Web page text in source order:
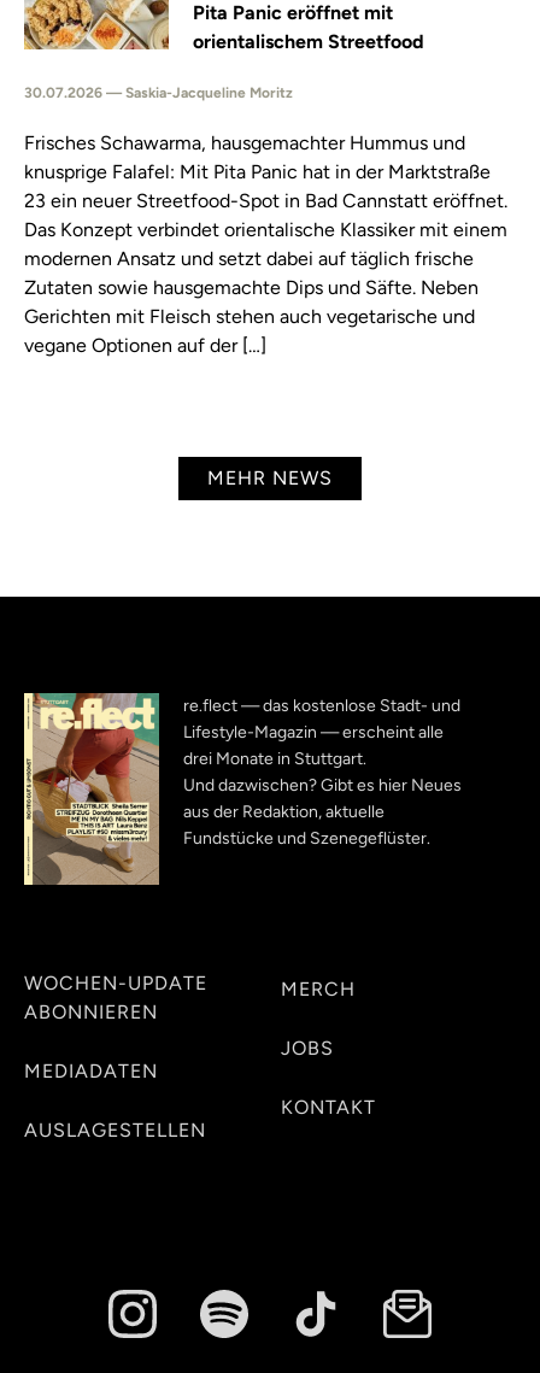
Pita Panic eröffnet mit
orientalischem Streetfood
30.07.2026 — Saskia-Jacqueline Moritz
Frisches Schawarma, hausgemachter Hummus und
knusprige Falafel: Mit Pita Panic hat in der Marktstraße
23 ein neuer Streetfood-Spot in Bad Cannstatt eröffnet.
Das Konzept verbindet orientalische Klassiker mit einem
modernen Ansatz und setzt dabei auf täglich frische
Zutaten sowie hausgemachte Dips und Säfte. Neben
Gerichten mit Fleisch stehen auch vegetarische und
vegane Optionen auf der […]
MEHR NEWS
re.flect — das kostenlose Stadt- und
Lifestyle-Magazin — erscheint alle
drei Monate in Stuttgart.
Und dazwischen? Gibt es hier Neues
aus der Redaktion, aktuelle
Fundstücke und Szenegeflüster.
WOCHEN-UPDATE
ABONNIEREN
MEDIADATEN
AUSLAGESTELLEN
MERCH
JOBS
KONTAKT